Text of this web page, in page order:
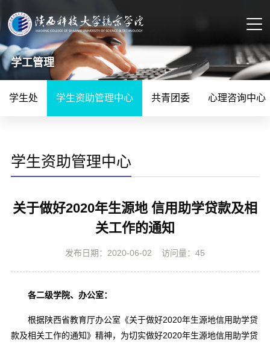
学工管理
学生处 学生资助管理中心 共青团委 心理咨询中心
学生资助管理中心
关于做好2020年生源地 信用助学贷款及相
关工作的通知
发布日期：2020-06-02 访问量： 45
各二级学院、办公室：
根据陕西省教育厅办公室《关于做好2020年生源地信用助学贷
款及相关工作的通知》精神，为切实做好2020年生源地信用助学贷